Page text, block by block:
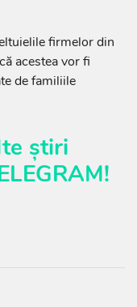
firmelor din
acestea vor fi
de familiile
știri
!